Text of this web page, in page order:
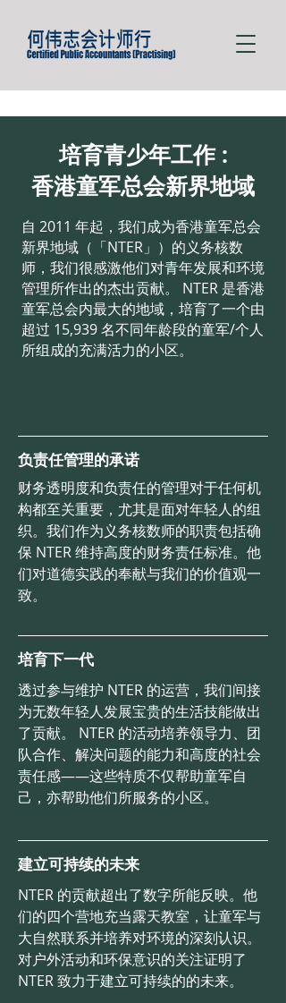
培育青少年工作 :
香港童军总会新界地域
自 2011 年起，我们成为香港童军总会
新界地域（「NTER」）的义务核数
师，我们很感激他们对青年发展和环境
管理所作出的杰出贡献。 NTER 是香港
童军总会内最大的地域，培育了一个由
超过 15,939 名不同年龄段的童军/个人
所组成的充满活力的小区。
负责任管理的承诺
财务透明度和负责任的管理对于任何机
构都至关重要，尤其是面对年轻人的组
织。我们作为义务核数师的职责包括确
保 NTER 维持高度的财务责任标准。他
们对道德实践的奉献与我们的价值观一
致。
培育下一代
透过参与维护 NTER 的运营，我们间接
为无数年轻人发展宝贵的生活技能做出
了贡献。 NTER 的活动培养领导力、团
队合作、解决问题的能力和高度的社会
责任感——这些特质不仅帮助童军自
己，亦帮助他们所服务的小区。
建立可持续的未来
NTER 的贡献超出了数字所能反映。他
们的四个营地充当露天教室，让童军与
大自然联系并培养对环境的深刻认识。
对户外活动和环保意识的关注证明了
NTER 致力于建立可持续的的未来。